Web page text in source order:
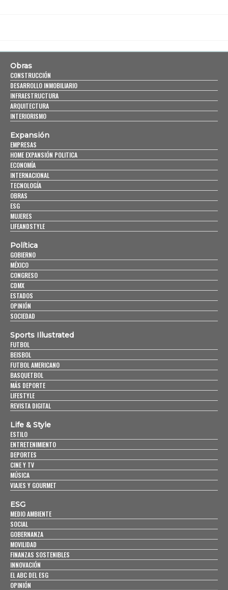
Obras
CONSTRUCCIÓN
DESARROLLO INMOBILIARIO
INFRAESTRUCTURA
ARQUITECTURA
INTERIORISMO
Expansión
EMPRESAS
HOME EXPANSIÓN POLITICA
ECONOMÍA
INTERNACIONAL
TECNOLOGÍA
OBRAS
ESG
MUJERES
LIFEANDSTYLE
Política
GOBIERNO
MÉXICO
CONGRESO
CDMX
ESTADOS
OPINIÓN
SOCIEDAD
Sports Illustrated
FUTBOL
BEISBOL
FUTBOL AMERICANO
BASQUETBOL
MÁS DEPORTE
LIFESTYLE
REVISTA DIGITAL
Life & Style
ESTILO
ENTRETENIMIENTO
DEPORTES
CINE Y TV
MÚSICA
VIAJES Y GOURMET
ESG
MEDIO AMBIENTE
SOCIAL
GOBERNANZA
MOVILIDAD
FINANZAS SOSTENIBLES
INNOVACIÓN
EL ABC DEL ESG
OPINIÓN